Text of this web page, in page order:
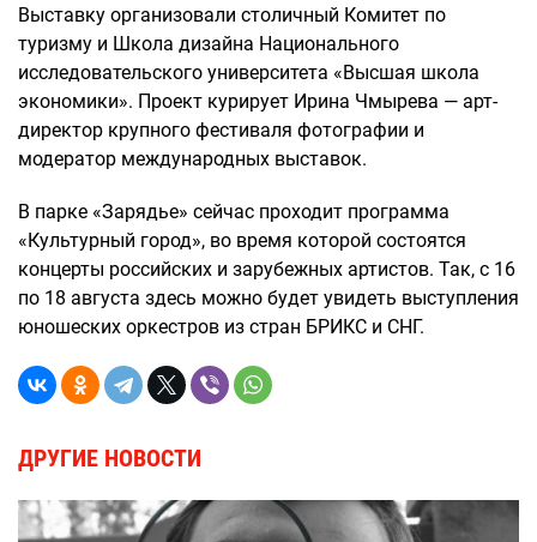
Выставку организовали столичный Комитет по
туризму и Школа дизайна Национального
исследовательского университета «Высшая школа
экономики». Проект курирует Ирина Чмырева — арт-
директор крупного фестиваля фотографии и
модератор международных выставок.
В парке «Зарядье» сейчас проходит программа
«Культурный город», во время которой состоятся
концерты российских и зарубежных артистов. Так, с 16
по 18 августа здесь можно будет увидеть выступления
юношеских оркестров из стран БРИКС и СНГ.
ДРУГИЕ НОВОСТИ